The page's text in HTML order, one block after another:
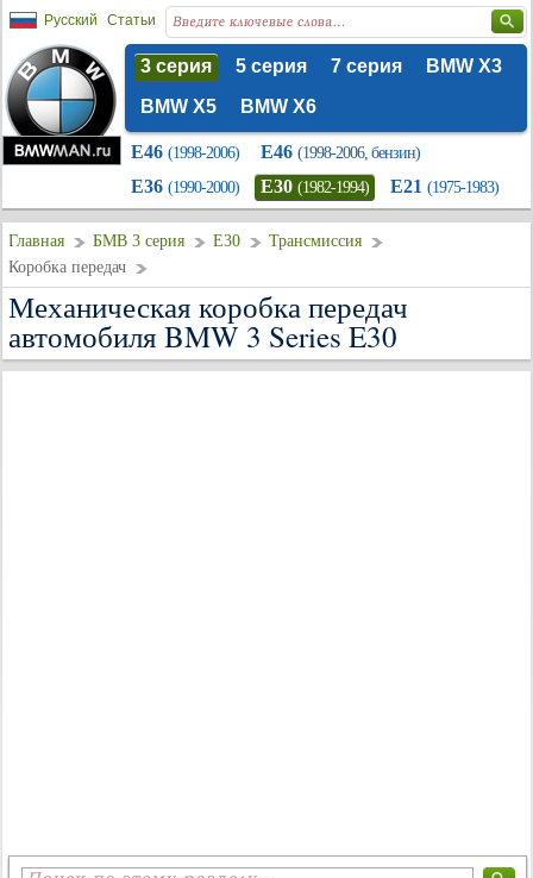
Русский Статьи
3 серия 5 серия 7 серия
BMW X3
BMW X5
BMW X6
E46 (1998-2006) E46 (1998-2006, бензин)
E36 (1990-2000) E30 (1982-1994) E21 (1975-1983)
Главная БМВ 3 серия E30
Трансмиссия
Коробка передач
Механическая коробка передач
автомобиля BMW 3 Series E30